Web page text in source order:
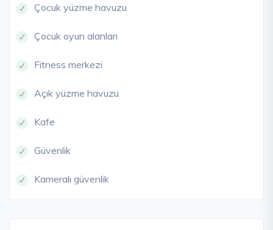
Çocuk yüzme havuzu
Çocuk oyun alanları
Fitness merkezi
Açık yüzme havuzu
Kafe
Güvenlik
Kameralı güvenlik